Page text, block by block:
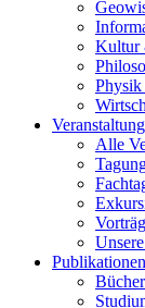
Kultur
Alle
Publikationen
Bücher